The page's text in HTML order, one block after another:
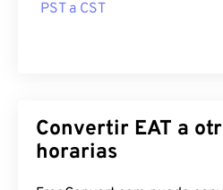
PST a CST
Convertir EAT a
horarias